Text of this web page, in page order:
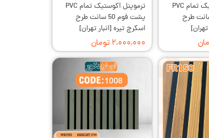
ترموپنل آکوستیک تمام PVC
فوم 50 سانت طرح
تهران]
ترموپنل آکوستیک تمام PVC
پشت فوم 50 سانت طرح
اسکرچ تیره [انبار تهران]
۲,۰۰۰,۰۰۰ تومان